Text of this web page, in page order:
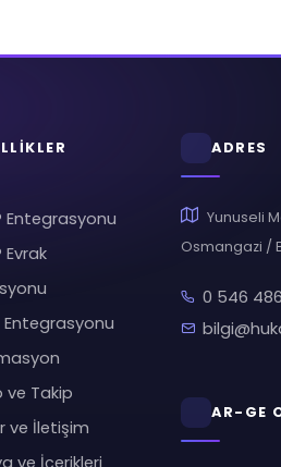
Entegrasyonu
Evrak
Entegrasyonu
ve Takip
ve İletişim
ve İçerikleri
ADRES
Yunuseli
Osmangazi /
0 546
AR-GE